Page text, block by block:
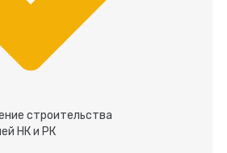
строительства
НК и РК